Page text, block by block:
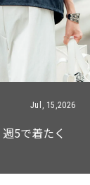
Jul, 15,2026
5で着たく